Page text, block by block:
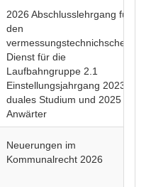
2026 Abschlusslehrgang für
den
vermessungstechnichschen
Dienst für die
Laufbahngruppe 2.1
Einstellungsjahrgang 2023
duales Studium und 2025
Anwärter
Neuerungen im
Kommunalrecht 2026